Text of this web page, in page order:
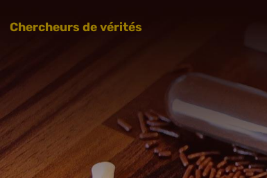
Chercheurs de vérités